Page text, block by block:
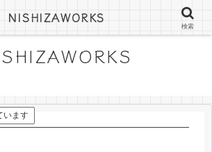
にしざわみつきの絵日記やフリー素材
います
NISHIZAWORKS
検索